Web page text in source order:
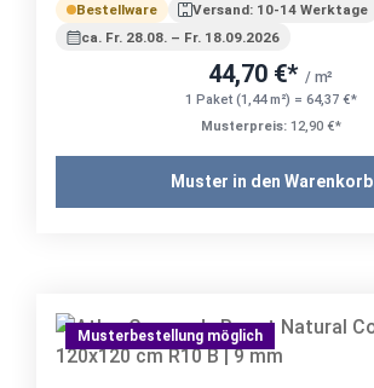
Bestellware
Versand: 10-14 Werktage
ca. Fr. 28.08. – Fr. 18.09.2026
44,70 €* / m²
1 Paket (1,44 m²) = 64,37 €*
Musterpreis: 12,90 €*
Muster in den Warenkorb
Musterbestellung möglich